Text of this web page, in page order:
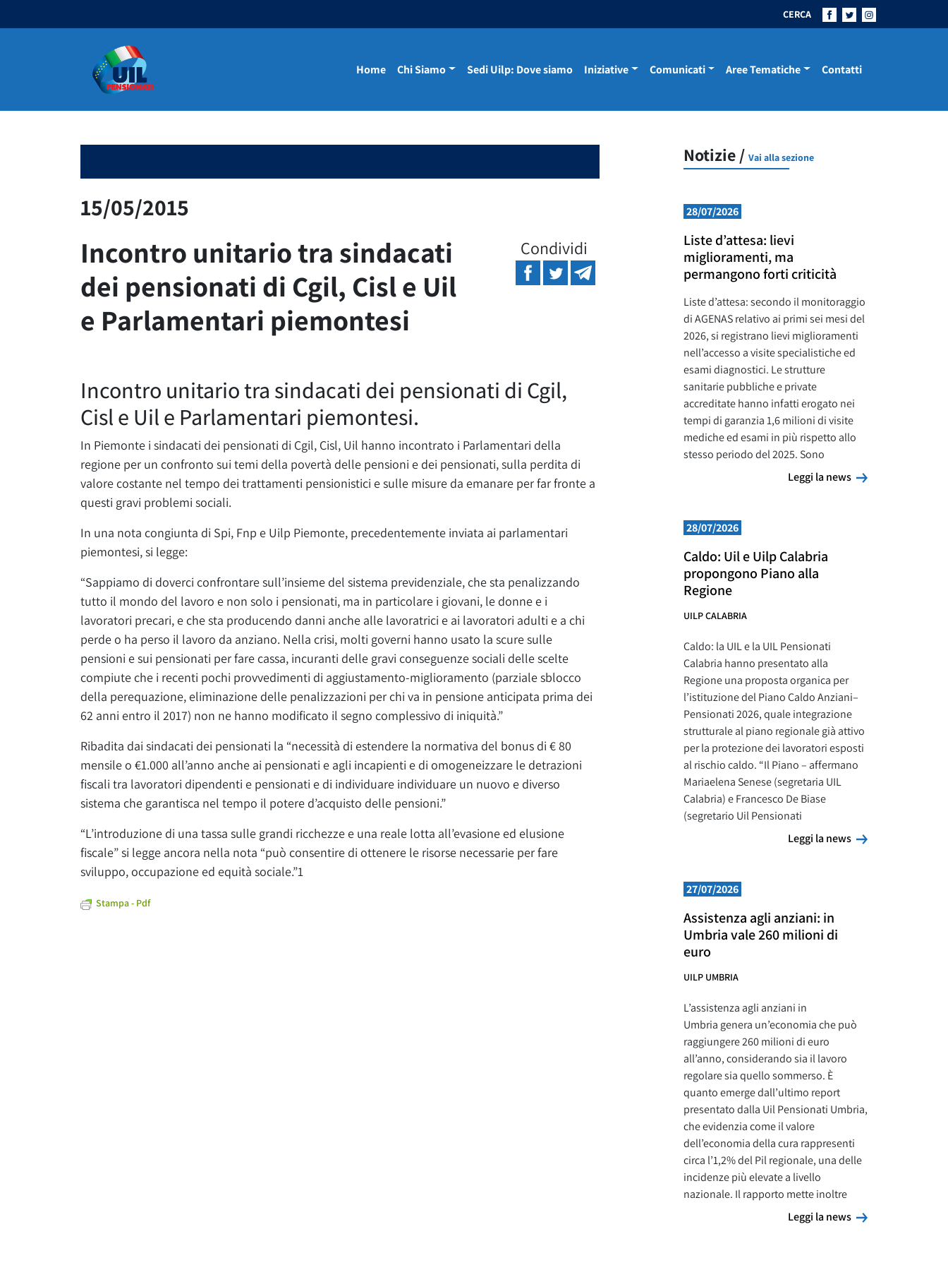
CERCA
Navigazione principale Home Chi Siamo Sedi Uilp: Dove siamo Iniziative Comunicati Aree Tematiche Contatti
15/05/2015
Incontro unitario tra sindacati
dei pensionati di Cgil, Cisl e Uil
e Parlamentari piemontesi
Condividi
Incontro unitario tra sindacati dei pensionati di Cgil,
Cisl e Uil e Parlamentari piemontesi.
In Piemonte i sindacati dei pensionati di Cgil, Cisl, Uil hanno incontrato i Parlamentari della
regione per un confronto sui temi della povertà delle pensioni e dei pensionati, sulla perdita di
valore costante nel tempo dei trattamenti pensionistici e sulle misure da emanare per far fronte a
questi gravi problemi sociali.
In una nota congiunta di Spi, Fnp e Uilp Piemonte, precedentemente inviata ai parlamentari
piemontesi, si legge:
“Sappiamo di doverci confrontare sull’insieme del sistema previdenziale, che sta penalizzando
tutto il mondo del lavoro e non solo i pensionati, ma in particolare i giovani, le donne e i
lavoratori precari, e che sta producendo danni anche alle lavoratrici e ai lavoratori adulti e a chi
perde o ha perso il lavoro da anziano. Nella crisi, molti governi hanno usato la scure sulle
pensioni e sui pensionati per fare cassa, incuranti delle gravi conseguenze sociali delle scelte
compiute che i recenti pochi provvedimenti di aggiustamento-miglioramento (parziale sblocco
della perequazione, eliminazione delle penalizzazioni per chi va in pensione anticipata prima dei
62 anni entro il 2017) non ne hanno modificato il segno complessivo di iniquità.”
Ribadita dai sindacati dei pensionati la “necessità di estendere la normativa del bonus di € 80
mensile o €1.000 all’anno anche ai pensionati e agli incapienti e di omogeneizzare le detrazioni
fiscali tra lavoratori dipendenti e pensionati e di individuare individuare un nuovo e diverso
sistema che garantisca nel tempo il potere d’acquisto delle pensioni.”
“L’introduzione di una tassa sulle grandi ricchezze e una reale lotta all’evasione ed elusione
fiscale” si legge ancora nella nota “può consentire di ottenere le risorse necessarie per fare
sviluppo, occupazione ed equità sociale.”1
Stampa - Pdf
Notizie / Vai alla sezione
28/07/2026
Liste d’attesa: lievi
miglioramenti, ma
permangono forti criticità
Liste d’attesa: secondo il monitoraggio
di AGENAS relativo ai primi sei mesi del
2026, si registrano lievi miglioramenti
nell’accesso a visite specialistiche ed
esami diagnostici. Le strutture
sanitarie pubbliche e private
accreditate hanno infatti erogato nei
tempi di garanzia 1,6 milioni di visite
mediche ed esami in più rispetto allo
stesso periodo del 2025. Sono
Leggi la news
Leggi la news
28/07/2026
Caldo: Uil e Uilp Calabria
propongono Piano alla
Regione
UILP CALABRIA
Caldo: la UIL e la UIL Pensionati
Calabria hanno presentato alla
Regione una proposta organica per
l’istituzione del Piano Caldo Anziani–
Pensionati 2026, quale integrazione
strutturale al piano regionale già attivo
per la protezione dei lavoratori esposti
al rischio caldo. “Il Piano – affermano
Mariaelena Senese (segretaria UIL
Calabria) e Francesco De Biase
(segretario Uil Pensionati
Leggi la news
Leggi la news
27/07/2026
Assistenza agli anziani: in
Umbria vale 260 milioni di
euro
UILP UMBRIA
L’assistenza agli anziani in
Umbria genera un’economia che può
raggiungere 260 milioni di euro
all’anno, considerando sia il lavoro
regolare sia quello sommerso. È
quanto emerge dall’ultimo report
presentato dalla Uil Pensionati Umbria,
che evidenzia come il valore
dell’economia della cura rappresenti
circa l’1,2% del Pil regionale, una delle
incidenze più elevate a livello
nazionale. Il rapporto mette inoltre
Leggi la news
Leggi la news